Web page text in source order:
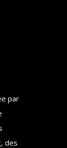
par
des